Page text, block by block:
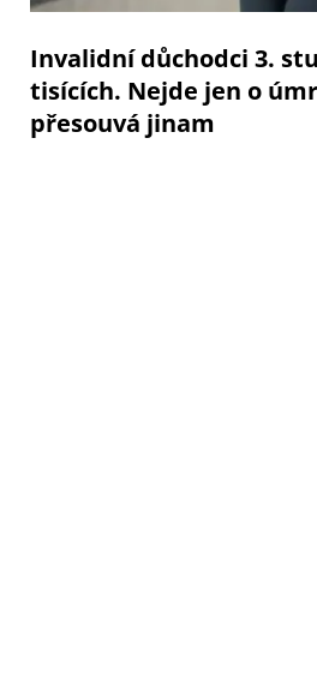
Invalidní důchodci 3.
tisících. Nejde jen o
přesouvá jinam